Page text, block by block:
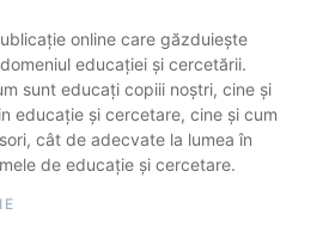
online care găzduiește
educației și cercetării.
sunt educați copiii noștri, cine și
educație și cercetare, cine și cum
cât de adecvate la lumea în
de educație și cercetare.